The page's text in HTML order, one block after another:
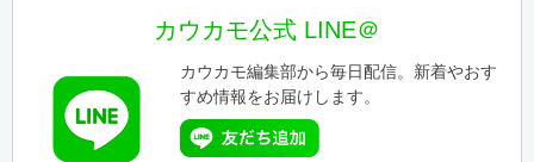
カウカモ公式 LINE＠
カウカモ編集部から毎日配信。新着やおす
すめ情報をお届けします。